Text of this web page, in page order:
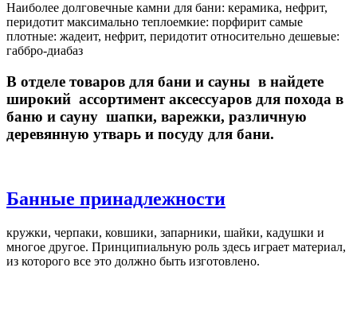
Наиболее долговечные камни для бани: керамика, нефрит,
перидотит максимально теплоемкие: порфирит самые
плотные: жадеит, нефрит, перидотит относительно дешевые:
габбро-диабаз
В отделе товаров для бани и сауны в найдете
широкий ассортимент аксессуаров для похода в
баню и сауну шапки, варежки, различную
деревянную утварь и посуду для бани.
Банные принадлежности
кружки, черпаки, ковшики, запарники, шайки, кадушки и
многое другое. Принципиальную роль здесь играет материал,
из которого все это должно быть изготовлено.